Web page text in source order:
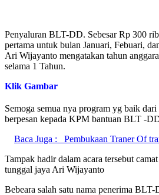
Penyaluran BLT-DD. Sebesar Rp 300
pertama untuk bulan Januari, Febuari,
Ari Wijayanto mengatakan tahun
selama 1 Tahun.
Klik Gambar
Semoga semua nya program yg baik
berpesan kepada KPM bantuan BLT -
Baca Juga :
Pembukaan Traner Of
Tampak hadir dalam acara tersebut
tunggal jaya Ari Wijayanto
Bebeara salah satu nama penerima